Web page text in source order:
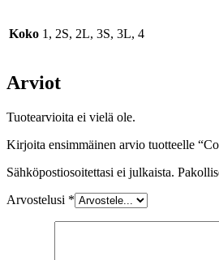
Koko 1, 2S, 2L, 3S, 3L, 4
Arviot
Tuotearvioita ei vielä ole.
Kirjoita ensimmäinen arvio tuotteelle
Sähköpostiosoitettasi ei julkaista.
Arvostelusi *